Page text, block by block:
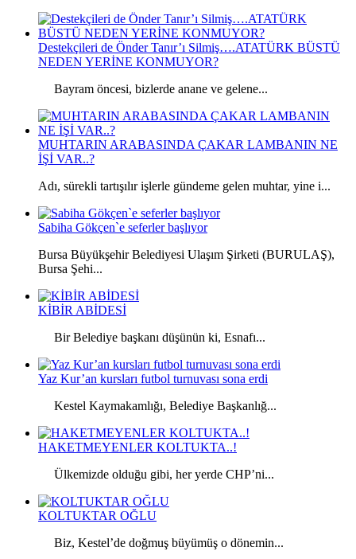
Destekçileri de Önder Tanır’ı Silmiş….ATATÜRK BÜSTÜ
NEDEN YERİNE KONMUYOR?
Bayram öncesi, bizlerde anane ve gelene...
MUHTARIN ARABASINDA ÇAKAR LAMBANIN NE
İŞİ VAR..?
Adı, sürekli tartışılır işlerle gündeme gelen muhtar, yine i...
Sabiha Gökçen`e seferler başlıyor
Bursa Büyükşehir Belediyesi Ulaşım Şirketi (BURULAŞ),
Bursa Şehi...
KİBİR ABİDESİ
Bir Belediye başkanı düşünün ki, Esnafı...
Yaz Kur’an kursları futbol turnuvası sona erdi
Kestel Kaymakamlığı, Belediye Başkanlığ...
HAKETMEYENLER KOLTUKTA..!
Ülkemizde olduğu gibi, her yerde CHP’ni...
KOLTUKTAR OĞLU
Biz, Kestel’de doğmuş büyümüş o dönemin...